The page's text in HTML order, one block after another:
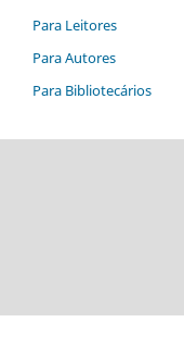
Para Leitores
Para Autores
Para Bibliotecários